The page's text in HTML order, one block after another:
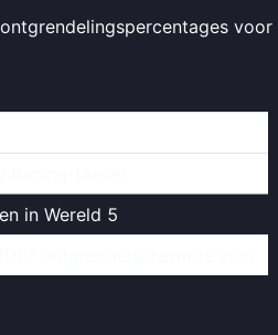
voor
in Wereld 5